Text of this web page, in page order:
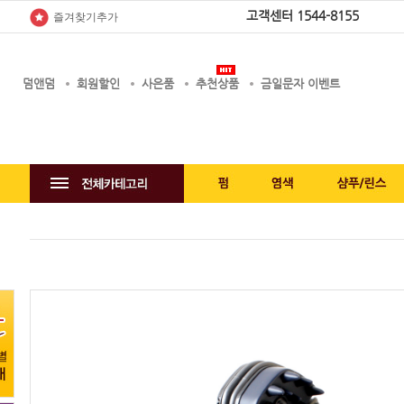
즐겨찾기추가 고객센터 1544-8155
덤앤덤 회원할인 사은품 추천상품 금일문자 이벤트